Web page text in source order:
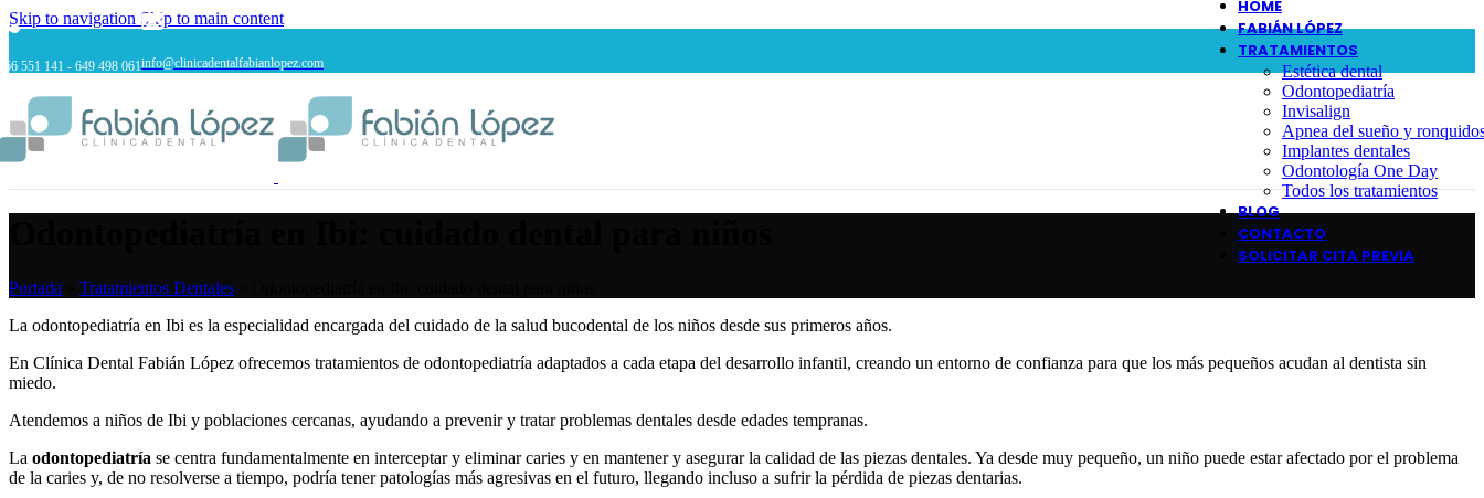
Skip to navigation Skip to main content
551 141 - 649 498 061info@clinicadentalfabianlopez.com
HOME
FABIÁN LÓPEZ
TRATAMIENTOS
Estética dental
Odontopediatría
Invisalign
Apnea del sueño y
Implantes dentales
Odontología One Day
Todos los tratamientos
BLOG
CONTACTO
SOLICITAR CITA PREVIA
Portada Tratamientos Dentales
La odontopediatría en Ibi es la especialidad encargada del cuidado de la salud bucodental de los niños desde sus primeros años.
En Clínica Dental Fabián López ofrecemos tratamientos de odontopediatría adaptados a cada etapa del desarrollo infantil, creando un entorno de confianza para que los más pequeños acudan al dentista sin
miedo.
Atendemos a niños de Ibi y poblaciones cercanas, ayudando a prevenir y tratar problemas dentales desde edades tempranas.
La odontopediatría se centra fundamentalmente en interceptar y eliminar caries y en mantener y asegurar la calidad de las piezas dentales. Ya desde muy pequeño, un niño puede estar afectado por el problema
de la caries y, de no resolverse a tiempo, podría tener patologías más agresivas en el futuro, llegando incluso a sufrir la pérdida de piezas dentarias.